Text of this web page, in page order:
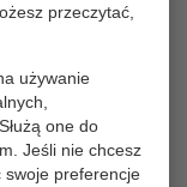
przeczytać,
używanie
one do
Jeśli nie chcesz
swoje preferencje
folii Hortech